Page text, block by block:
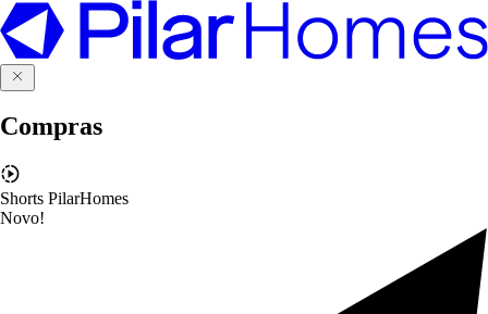
Compras
Shorts PilarHomes
Novo!